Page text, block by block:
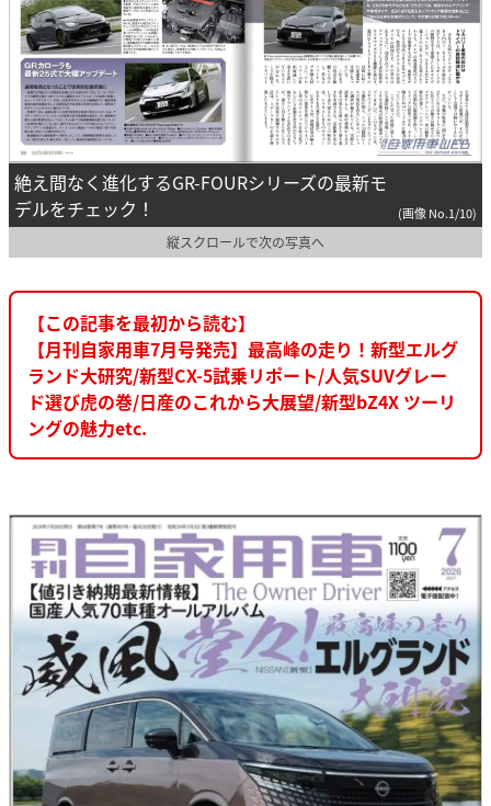
絶え間なく進化するGR-FOURシリーズの最新モ
デルをチェック！
(画像 No.1/10)
縦スクロールで次の写真へ
【この記事を最初から読む】
【月刊自家用車7月号発売】最高峰の走り！新型エルグ
ランド大研究/新型CX-5試乗リポート/人気SUVグレー
ド選び虎の巻/日産のこれから大展望/新型bZ4X ツーリ
ングの魅力etc.